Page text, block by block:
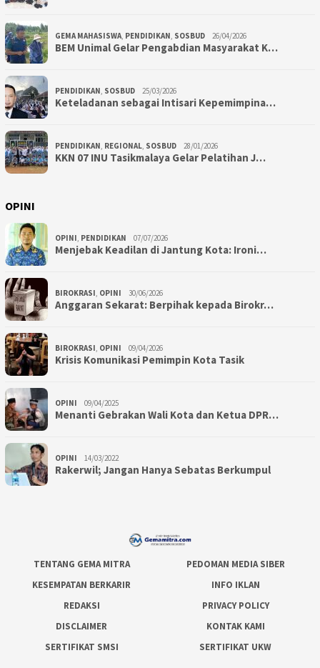
GEMA MAHASISWA, PENDIDIKAN, SOSBUD 26/04/2026
BEM Unimal Gelar Pengabdian Masyarakat K…
PENDIDIKAN, SOSBUD 25/03/2026
Keteladanan sebagai Intisari Kepemimpina…
PENDIDIKAN, REGIONAL, SOSBUD 28/01/2026
KKN 07 INU Tasikmalaya Gelar Pelatihan J…
OPINI
OPINI, PENDIDIKAN 07/07/2026
Menjebak Keadilan di Jantung Kota: Ironi…
BIROKRASI, OPINI 30/06/2026
Anggaran Sekarat: Berpihak kepada Birokr…
BIROKRASI, OPINI 09/04/2026
Krisis Komunikasi Pemimpin Kota Tasik
OPINI 09/04/2025
Menanti Gebrakan Wali Kota dan Ketua DPR…
OPINI 14/03/2022
Rakerwil; Jangan Hanya Sebatas Berkumpul
TENTANG GEMA MITRA
PEDOMAN MEDIA SIBER
KESEMPATAN BERKARIR
INFO IKLAN
REDAKSI
PRIVACY POLICY
DISCLAIMER
KONTAK KAMI
SERTIFIKAT SMSI
SERTIFIKAT UKW